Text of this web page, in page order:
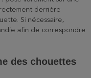
derrière
Si nécessaire,
afin de correspondre
des chouettes